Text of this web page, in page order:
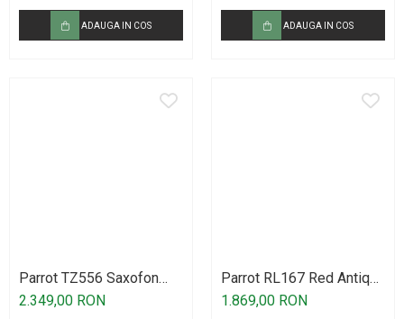
ADAUGA IN COS ADAUGA IN COS
Parrot TZ556 Saxofon
Alto
2.349,00 RON
Parrot RL167 Red Antique
Pipe Saxofon Alto
1.869,00 RON